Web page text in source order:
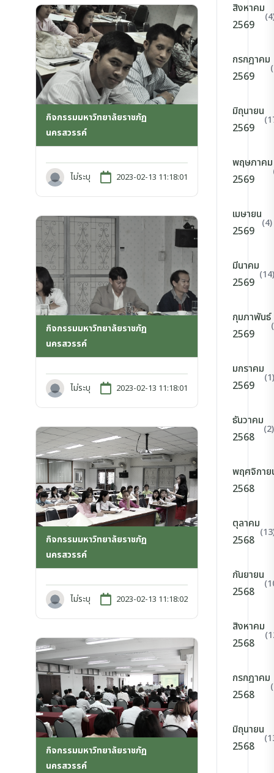
กิจกรรมมหาวิทยาลัยราชภัฏ
นครสวรรค์
ไม่ระบุ 2023-02-13 11:18:01
กิจกรรมมหาวิทยาลัยราชภัฏ
นครสวรรค์
ไม่ระบุ 2023-02-13 11:18:01
กิจกรรมมหาวิทยาลัยราชภัฏ
นครสวรรค์
ไม่ระบุ 2023-02-13 11:18:02
กิจกรรมมหาวิทยาลัยราชภัฏ
นครสวรรค์
สิงหาคม
2569
กรกฎาคม
2569
มิถุนายน
2569
พฤษภาคม
2569
เมษายน
2569
(4)
มีนาคม
2569
(14)
กุมภาพันธ์
2569
มกราคม
2569
(1)
ธันวาคม
2568
(2)
พฤศจิกาย
2568
ตุลาคม
2568
กันยายน
2568
สิงหาคม
2568
กรกฎาคม
2568
มิถุนายน
2568